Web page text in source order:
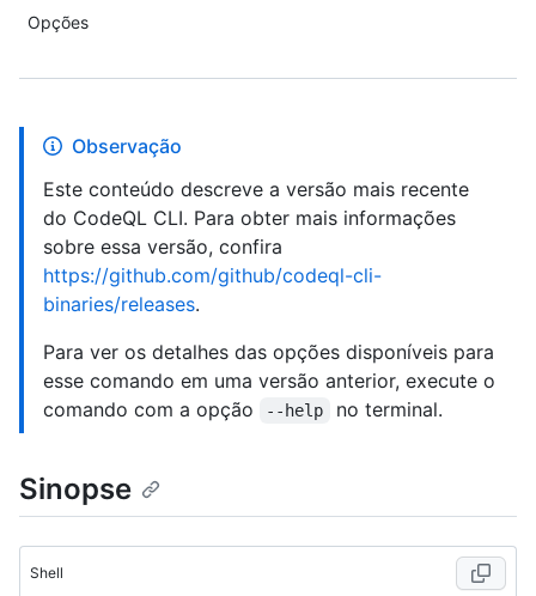
Opções
Observação
Este conteúdo descreve a versão mais recente
do CodeQL CLI. Para obter mais informações
sobre essa versão, confira
https://github.com/github/codeql-cli-
binaries/releases.
Para ver os detalhes das opções disponíveis para
esse comando em uma versão anterior, execute o
comando com a opção
--help no terminal.
Sinopse
Shell